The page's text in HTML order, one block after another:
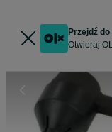
Przejdź
Otwieraj